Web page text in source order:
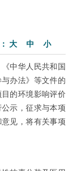
大 中 小
中华人民共和国
办法》等文件的
的环境影响评价
示，征求与本项
见，将有关事项